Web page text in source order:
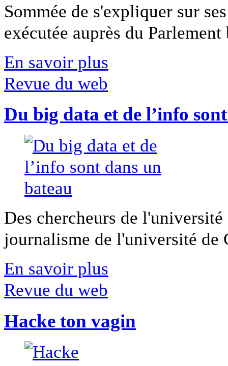
Sommée de s'expliquer sur
exécutée auprès du
En savoir plus
Revue du web
Du big data et de l’info
Des chercheurs de
journalisme de l'université
En savoir plus
Revue du web
Hacke ton vagin